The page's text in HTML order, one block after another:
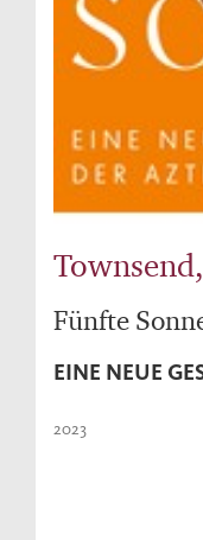
Fünfte
EINE NEUE
2023